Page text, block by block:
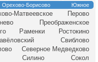
Орехово-Борисово Южное
Матвеевское
Перово
Преображенское
Раменки
Ростокино
Свиблово
Северное Медведково
Силино
Сокол